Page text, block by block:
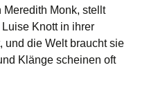
Meredith Monk, stellt
Knott in ihrer
und die Welt braucht sie
Klänge scheinen oft